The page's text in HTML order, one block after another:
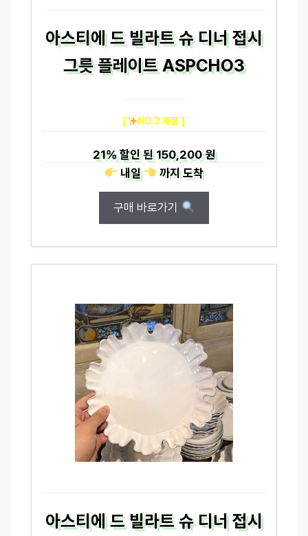
아스티에 드 빌라트 슈 디너 접시
그릇 플레이트 ASPCHO3
[ NO.3 제품 ]
21%할인 된150,200 원
내일
까지도착
구매 바로가기
아스티에 드 빌라트 슈 디너 접시